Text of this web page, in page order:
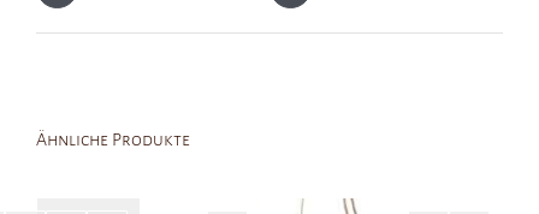
Ähnliche Produkte